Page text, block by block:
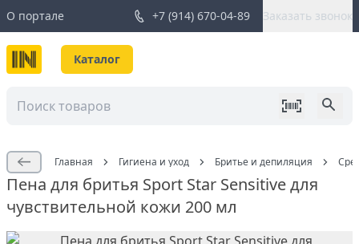
О портале +7 (914) 670-04-89 Заказать звонок
Каталог
Главная Гигиена и уход Бритье и депиляция
Пена для бритья Sport Star Sensitive для
чувствительной кожи 200 мл